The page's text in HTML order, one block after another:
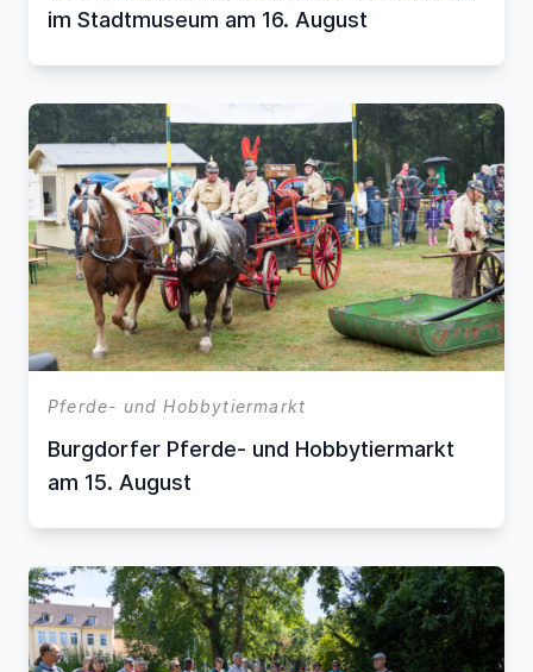
im Stadtmuseum am 16. August
Pferde- und Hobbytiermarkt
Burgdorfer Pferde- und Hobbytiermarkt
am 15. August